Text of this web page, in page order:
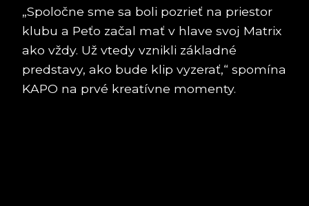
„Spoločne sme sa boli pozrieť na priestor
klubu a Peťo začal mať v hlave svoj Matrix
ako vždy. Už vtedy vznikli základné
predstavy, ako bude klip vyzerať,“ spomína
KAPO na prvé kreatívne momenty.